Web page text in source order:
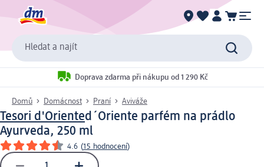
Hledat a najít
Doprava zdarma při nákupu od 1 290 Kč
Domů Domácnost Praní Aviváže
Tesori d'Oriented´Oriente parfém na prádlo
Ayurveda, 250 ml
4.6 (15 hodnocení)